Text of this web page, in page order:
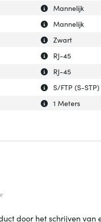
Uitleg over
Verberg uitleg
Mannelijk
Uitleg over
Verberg uitleg
Mannelijk
Uitleg over
Verberg uitleg
Zwart
Uitleg over
Verberg uitleg
RJ-45
Uitleg over
Verberg uitleg
RJ-45
Uitleg over
Verberg uitleg
S/FTP (S-STP)
Uitleg over
Verberg uitleg
1 Meters
door het schrijven van